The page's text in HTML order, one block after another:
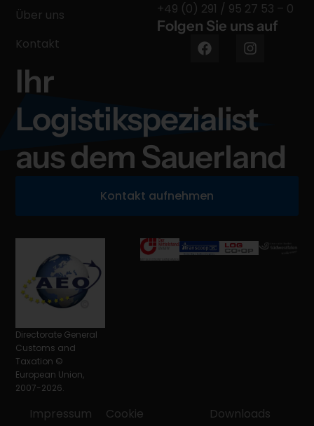
Über uns
Kontakt
+49 (0) 291 / 95 27 53 – 0
Folgen Sie uns auf
Ihr
Logistikspezialist
aus dem Sauerland
Kontakt aufnehmen
Directorate General
Customs and
Taxation ©
European Union,
2007-2026.
Impressum
Cookie
Downloads